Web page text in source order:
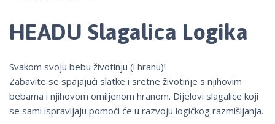
HEADU Slagalica Logika
Svakom svoju bebu životinju (i hranu)!
Zabavite se spajajući slatke i sretne životinje s njihovim
bebama i njihovom omiljenom hranom. Dijelovi slagalice koji
se sami ispravljaju pomoći će u razvoju logičkog razmišljanja.